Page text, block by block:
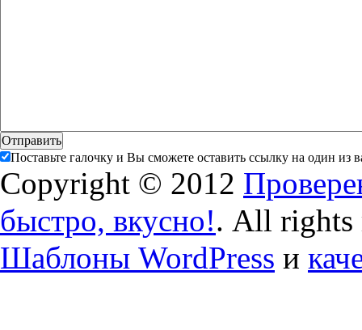
Поставьте галочку и Вы сможете оставить ссылку на один из
Copyright © 2012
быстро, вкусно!. All rights
Шаблоны WordPress и